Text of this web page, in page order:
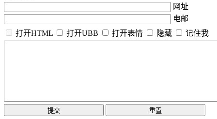
网址
电邮
打开HTML
打开UBB 打开表情 隐藏 记住我